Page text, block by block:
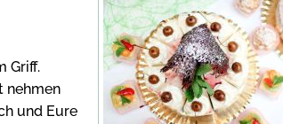
Griff.
nehmen
und Eure